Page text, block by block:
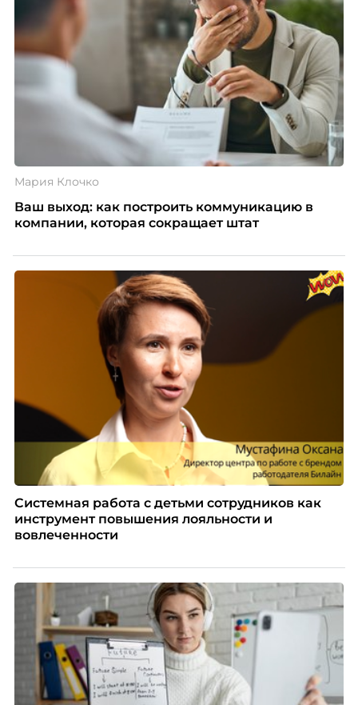
Мария Клочко
Ваш выход: как построить коммуникацию в
компании, которая сокращает штат
Системная работа с детьми сотрудников как
инструмент повышения лояльности и
вовлеченности